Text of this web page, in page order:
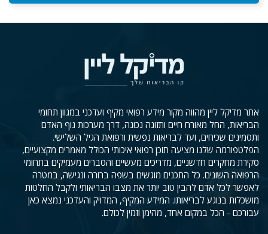
אתר מדיקל ליין מהווה מקור מידע רפואי מקיף ועדכני במגוון תחומי
הבריאות, החל מאורח חיים ותזונה נכונה, דרך מערכות גוף האדם
ותסמינים שכיחים, ועד לבריאות נפשית ורפואת הגיל השלישי.
הפלטפורמה שלנו מציעה תוכן רפואי איכותי הכולל מאמרים מקצועיים,
סקירת מחקרים חדשניים, מדריכים מעשיים והסברים מעמיקים בתחומי
הרפואה השונים. כל התכנים מוגשים בשפה ברורה ונגישה, במטרה
לאפשר לכל אדם להבין טוב יותר את מצבו הבריאותי ולקבל החלטות
מושכלות בנוגע לבריאותו. המידע המקיף, המדויק והעדכני נמצא כאן
עבורכם - הכל במקום אחד, מהימן וזמין לכולם.